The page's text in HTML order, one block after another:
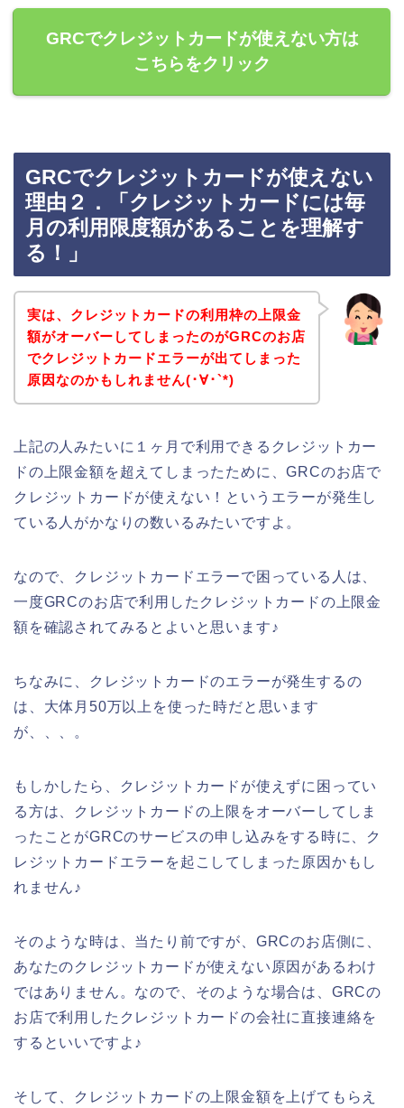
GRCでクレジットカードが使えない方は
こちらをクリック
GRCでクレジットカードが使えない
理由２．「クレジットカードには毎
月の利用限度額があることを理解す
る！」
実は、クレジットカードの利用枠の上限金
額がオーバーしてしまったのがGRCのお店
でクレジットカードエラーが出てしまった
原因なのかもしれません(･∀･`*)
上記の人みたいに１ヶ月で利用できるクレジットカー
ドの上限金額を超えてしまったために、GRCのお店で
クレジットカードが使えない！というエラーが発生し
ている人がかなりの数いるみたいですよ。
なので、クレジットカードエラーで困っている人は、
一度GRCのお店で利用したクレジットカードの上限金
額を確認されてみるとよいと思います♪
ちなみに、クレジットカードのエラーが発生するの
は、大体月50万以上を使った時だと思います
が、、、。
もしかしたら、クレジットカードが使えずに困ってい
る方は、クレジットカードの上限をオーバーしてしま
ったことがGRCのサービスの申し込みをする時に、ク
レジットカードエラーを起こしてしまった原因かもし
れません♪
そのような時は、当たり前ですが、GRCのお店側に、
あなたのクレジットカードが使えない原因があるわけ
ではありません。なので、そのような場合は、GRCの
お店で利用したクレジットカードの会社に直接連絡を
するといいですよ♪
そして、クレジットカードの上限金額を上げてもらえ